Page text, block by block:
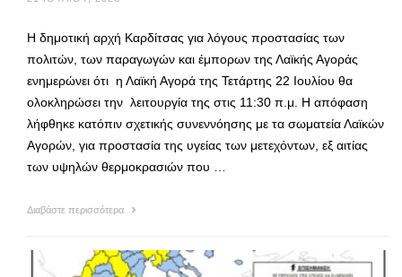
Η δημοτική αρχή Καρδίτσας για λόγους προστασίας των
πολιτών, των παραγωγών και έμπορων της Λαϊκής Αγοράς
ενημερώνει ότι η Λαϊκή Αγορά της Τετάρτης 22 Ιουλίου θα
ολοκληρώσει την λειτουργία της στις 11:30 π.μ. Η απόφαση
λήφθηκε κατόπιν σχετικής συνεννόησης με τα σωματεία Λαϊκών
Αγορών, για προστασία της υγείας των μετεχόντων, εξ αιτίας
των υψηλών θερμοκρασιών που …
Διαβάστε περισσότερα